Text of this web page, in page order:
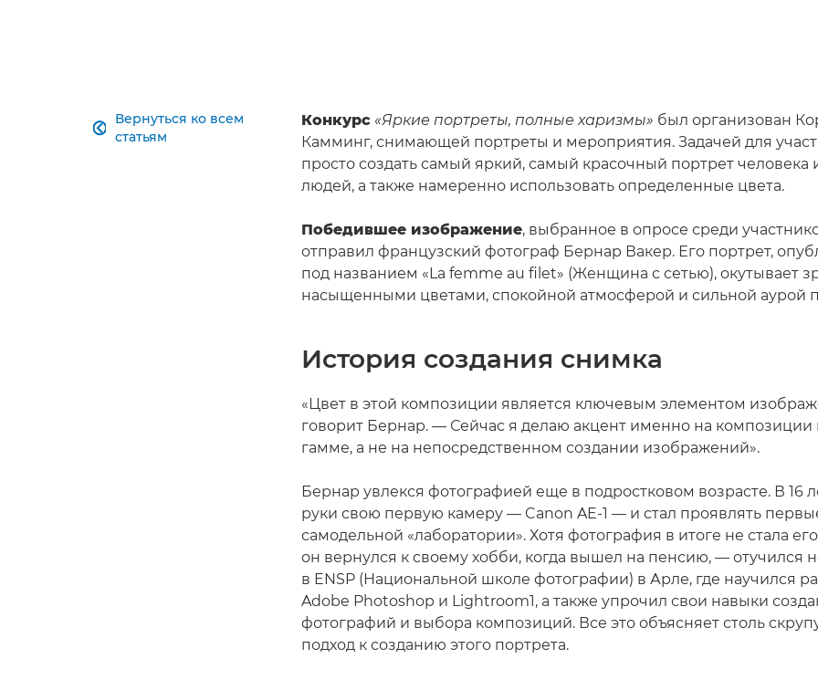
Вернуться ко всем
статьям
 Конкурс «Яркие портреты, полные харизмы» был организован
Камминг, снимающей портреты и мероприятия. Задачей для
просто создать самый яркий, самый красочный портрет человека
людей, а также намеренно использовать определенные цвета.
Победившее изображение, выбранное в опросе среди
отправил французский фотограф Бернар Вакер. Его портрет,
под названием «La femme au filet» (Женщина с сетью), окутывает
насыщенными цветами, спокойной атмосферой и сильной аурой
История создания снимка
«Цвет в этой композиции является ключевым элементом
говорит Бернар. — Сейчас я делаю акцент именно на композиции
гамме, а не на непосредственном создании изображений».
Бернар увлекся фотографией еще в подростковом возрасте. В 16
руки свою первую камеру — Canon AE-1 — и стал проявлять
самодельной «лаборатории». Хотя фотография в итоге не стала
он вернулся к своему хобби, когда вышел на пенсию, — отучился
в ENSP (Национальной школе фотографии) в Арле, где научился
Adobe Photoshop и Lightroom1, а также упрочил свои навыки
фотографий и выбора композиций. Все это объясняет столь
подход к созданию этого портрета.